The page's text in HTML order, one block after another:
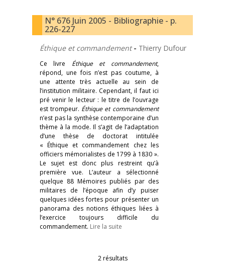
N° 676 Juin 2005 - Bibliographie - p.
226-227
Éthique et commandement - Thierry Dufour
Ce livre Éthique et commandement,
répond, une fois n’est pas coutume, à
une attente très actuelle au sein de
l’institution militaire. Cependant, il faut ici
pré venir le lecteur : le titre de l’ouvrage
est trompeur. Éthique et commandement
n’est pas la synthèse contemporaine d’un
thème à la mode. Il s’agit de l’adaptation
d’une thèse de doctorat intitulée
« Éthique et commandement chez les
officiers mémorialistes de 1799 à 1830 ».
Le sujet est donc plus restreint qu’à
première vue. L’auteur a sélectionné
quelque 88 Mémoires publiés par des
militaires de l’époque afin d’y puiser
quelques idées fortes pour présenter un
panorama des notions éthiques liées à
l’exercice toujours difficile du
commandement. Lire la suite
2 résultats